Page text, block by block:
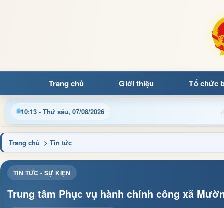
Trang chủ Giới thiệu Tổ chức
10:13 - Thứ sáu, 07/08/2026
tin điều hành, thủ tục hành chính và tin tức địa phương
Trang chủ > Tin tức
TIN TỨC - SỰ KIỆN
Trung tâm Phục vụ hành chính công xã